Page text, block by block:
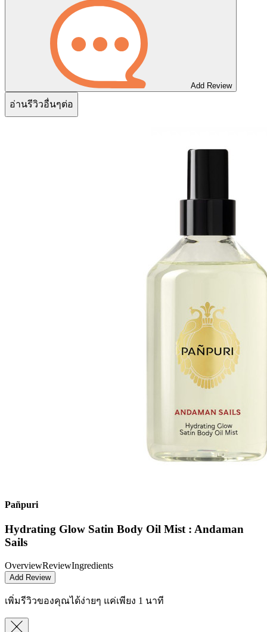
Add Review
อ่านรีวิวอื่นๆต่อ
Pañpuri
Hydrating Glow Satin Body Oil Mist : Andaman
Sails
OverviewReviewIngredients
Add Review
เพิ่มรีวิวของคุณได้ง่ายๆ แค่เพียง 1 นาที